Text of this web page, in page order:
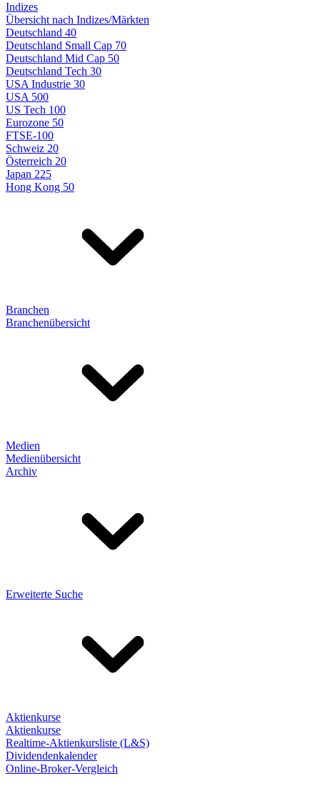
Indizes
Übersicht nach Indizes/Märkten
Deutschland 40
Deutschland Small Cap 70
Deutschland Mid Cap 50
Deutschland Tech 30
USA Industrie 30
USA 500
US Tech 100
Eurozone 50
FTSE-100
Schweiz 20
Österreich 20
Japan 225
Hong Kong 50
Branchen
Branchenübersicht
Medien
Medienübersicht
Archiv
Erweiterte Suche
Aktienkurse
Aktienkurse
Realtime-Aktienkursliste (L&S)
Dividendenkalender
Online-Broker-Vergleich